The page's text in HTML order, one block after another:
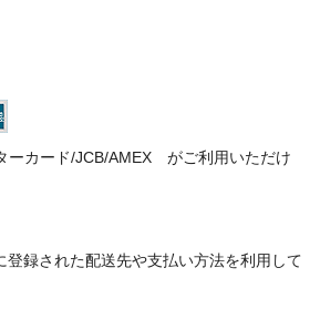
ーカード/JCB/AMEX がご利用いただけ
登録された配送先や支払い方法を利用して